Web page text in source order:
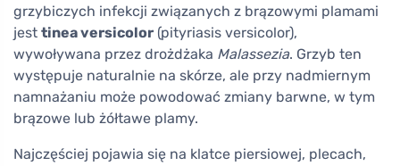
grzybiczych infekcji związanych z brązowymi plamami
jest tinea versicolor (pityriasis versicolor),
wywoływana przez drożdżaka Malassezia. Grzyb ten
występuje naturalnie na skórze, ale przy nadmiernym
namnażaniu może powodować zmiany barwne, w tym
brązowe lub żółtawe plamy.
Najczęściej pojawia się na klatce piersiowej, plecach,